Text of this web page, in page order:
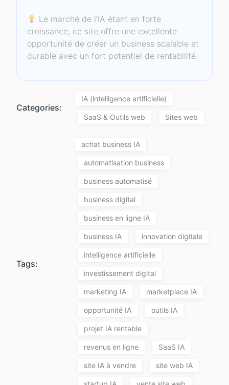
Le marché de l’IA étant en forte
croissance, ce site offre une excellente
opportunité de créer un business scalable et
durable avec un fort potentiel de rentabilité.
Categories:
IA (intelligence artificielle)
SaaS & Outils web Sites web
Tags:
achat business IA
automatisation business
business automatisé
business digital
business en ligne IA
business IA innovation digitale
intelligence artificielle
investissement digital
marketing IA marketplace IA
opportunité IA outils IA
projet IA rentable
revenus en ligne SaaS IA
site IA à vendre site web IA